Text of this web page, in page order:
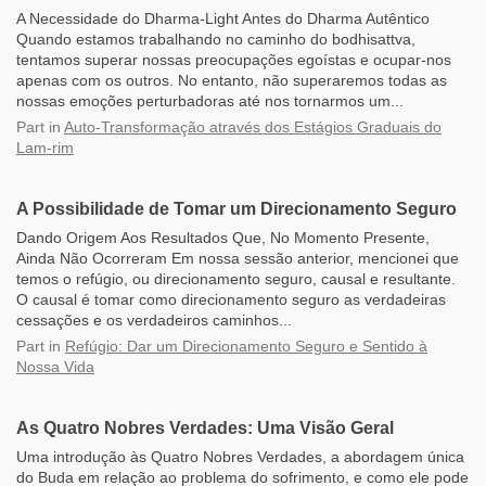
A Necessidade do Dharma-Light Antes do Dharma Autêntico
Quando estamos trabalhando no caminho do bodhisattva,
tentamos superar nossas preocupações egoístas e ocupar-nos
apenas com os outros. No entanto, não superaremos todas as
nossas emoções perturbadoras até nos tornarmos um...
Part in Auto-Transformação através dos Estágios Graduais do
Lam-rim
A Possibilidade de Tomar um Direcionamento Seguro
Dando Origem Aos Resultados Que, No Momento Presente,
Ainda Não Ocorreram Em nossa sessão anterior, mencionei que
temos o refúgio, ou direcionamento seguro, causal e resultante.
O causal é tomar como direcionamento seguro as verdadeiras
cessações e os verdadeiros caminhos...
Part in Refúgio: Dar um Direcionamento Seguro e Sentido à
Nossa Vida
As Quatro Nobres Verdades: Uma Visão Geral
Uma introdução às Quatro Nobres Verdades, a abordagem única
do Buda em relação ao problema do sofrimento, e como ele pode